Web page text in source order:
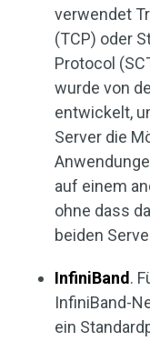
verwendet
(TCP) oder
Protocol
wurde von
entwickelt,
Server die
auf einem
ohne dass
beiden
InfiniBand .
InfiniBand-
ein